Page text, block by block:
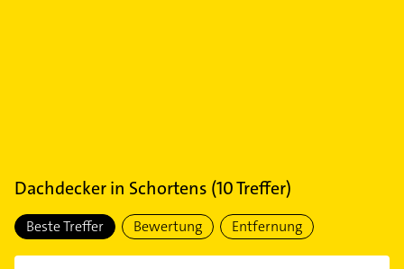
Dachdeckerin Schortens (10Treffer)
Beste Treffer Bewertung Entfernung